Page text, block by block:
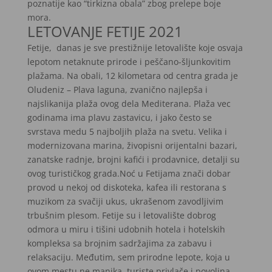
poznatije kao “tirkizna obala” zbog prelepe boje
mora.
LETOVANJE FETIJE 2021
Fetije, danas je sve prestižnije letovalište koje osvaja
lepotom netaknute prirode i peščano-šljunkovitim
plažama. Na obali, 12 kilometara od centra grada je
Oludeniz – Plava laguna, zvanično najlepša i
najslikanija plaža ovog dela Mediterana. Plaža vec
godinama ima plavu zastavicu, i jako često se
svrstava medu 5 najboljih plaža na svetu. Velika i
modernizovana marina, živopisni orijentalni bazari,
zanatske radnje, brojni kafići i prodavnice, detalji su
ovog turističkog grada.Noć u Fetijama znači dobar
provod u nekoj od diskoteka, kafea ili restorana s
muzikom za svačiji ukus, ukrašenom zavodljivim
trbušnim plesom. Fetije su i letovalište dobrog
odmora u miru i tišini udobnih hotela i hotelskih
kompleksa sa brojnim sadržajima za zabavu i
relaksaciju. Međutim, sem prirodne lepote, koja u